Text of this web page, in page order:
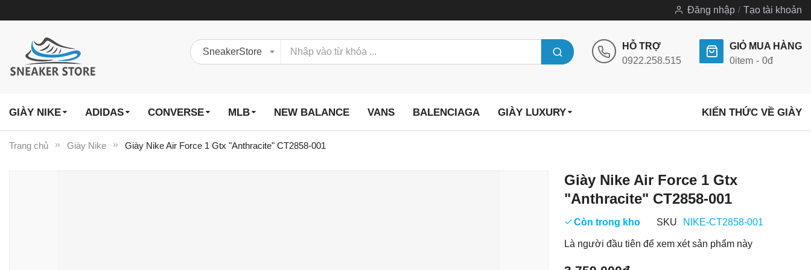
Đăng nhập Tạo tài khoản
HỖ TRỢ
0922.258.515
GIỎ MUA HÀNG
0item 0đ
GIÀY NIKE ADIDAS CONVERSE MLB NEW BALANCE VANS BALENCIAGA GIÀY LUXURY KIẾN THỨC VỀ GIÀY
Trang chủ Giày Nike Giày Nike Air Force 1 Gtx "Anthracite" CT2858-001
Giày Nike Air Force 1 Gtx
"Anthracite" CT2858-001
Còn trong kho SKU NIKE-CT2858-001
Là người đầu tiên để xem xét sản phẩm này
Chuyển